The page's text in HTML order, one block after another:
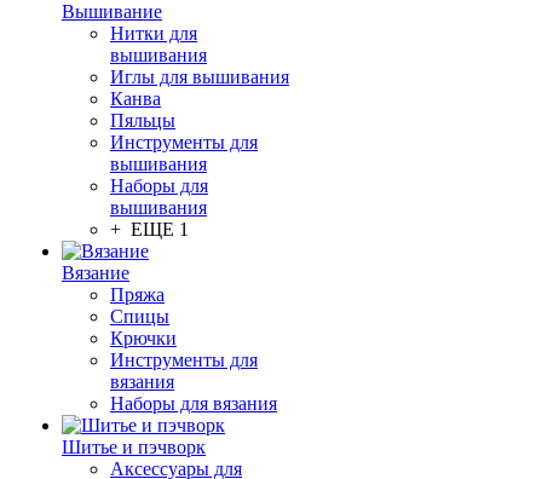
Вышивание
Нитки для
вышивания
Иглы для вышивания
Канва
Пяльцы
Инструменты для
вышивания
Наборы для
вышивания
+ ЕЩЕ 1
Вязание
Пряжа
Спицы
Крючки
Инструменты для
вязания
Наборы для вязания
Шитье и пэчворк
Аксессуары для